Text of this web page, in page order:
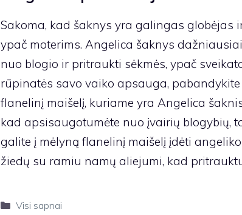
Sakoma, kad šaknys yra galingas globėjas
ypač moterims. Angelica šaknys
nuo blogio ir pritraukti sėkmės, ypač
rūpinatės savo vaiko apsauga,
flanelinį maišelį, kuriame yra Angelica
kad apsisaugotumėte nuo įvairių blogybių,
galite į mėlyną flanelinį maišelį įdėti
žiedų su ramiu namų aliejumi, kad
Kategorijos
Visi sapnai